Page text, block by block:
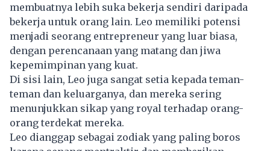
membuatnya lebih suka bekerja sendiri daripada
bekerja untuk orang lain. Leo memiliki potensi
menjadi seorang entrepreneur yang luar biasa,
dengan perencanaan yang matang dan jiwa
kepemimpinan yang kuat.
Di sisi lain, Leo juga sangat setia kepada teman-
teman dan keluarganya, dan mereka sering
menunjukkan sikap yang royal terhadap orang-
orang terdekat mereka.
Leo dianggap sebagai zodiak yang paling boros